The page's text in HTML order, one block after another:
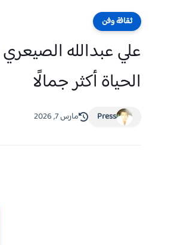
ثقافة وفن
علي عبدالله
الحياة أكثر جمالًا
Press مارس 7, 2026